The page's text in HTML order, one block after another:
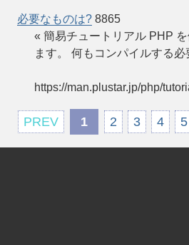
必要なものは? 8865
« 簡易チュートリアル PHP
ます。 何もコンパイルする
https://man.plustar.jp/php/
PREV 1 2 3 4 5